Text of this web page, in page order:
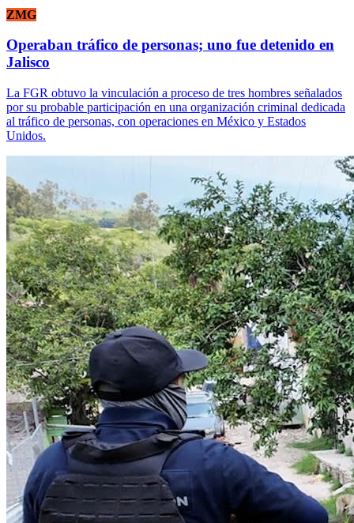
ZMG
Operaban tráfico de personas; uno fue detenido en
Jalisco
La FGR obtuvo la vinculación a proceso de tres hombres señalados
por su probable participación en una organización criminal dedicada
al tráfico de personas, con operaciones en México y Estados
Unidos.